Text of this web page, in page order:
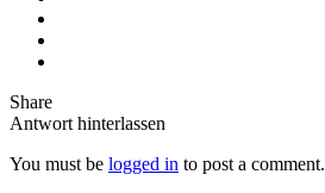
Share
Antwort hinterlassen
You must be logged in to post a comment.